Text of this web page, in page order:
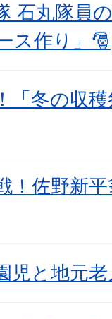
石丸隊員
ス作り」🎅
「冬の収
！佐野新
児と地元